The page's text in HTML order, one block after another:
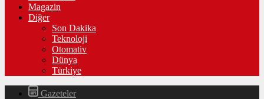
Magazin
Diğer
Son Dakika
Teknoloji
Otomativ
Dünya
Türkiye
Gazeteler